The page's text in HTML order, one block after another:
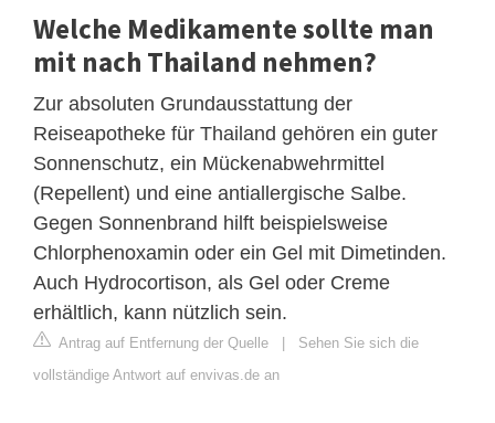
Welche Medikamente sollte man
mit nach Thailand nehmen?
Zur absoluten Grundausstattung der
Reiseapotheke für Thailand gehören ein guter
Sonnenschutz, ein Mückenabwehrmittel
(Repellent) und eine antiallergische Salbe.
Gegen Sonnenbrand hilft beispielsweise
Chlorphenoxamin oder ein Gel mit Dimetinden.
Auch Hydrocortison, als Gel oder Creme
erhältlich, kann nützlich sein.
Antrag auf Entfernung der Quelle
Sehen Sie sich die
vollständige Antwort auf envivas.de an